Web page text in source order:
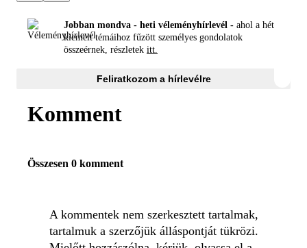
Jobban mondva - heti véleményhírlevél - ahol a hét
kiemelt témáihoz fűzött személyes gondolatok
összeérnek, részletek itt.
Feliratkozom a hírlevélre
Komment
Összesen 0 komment
A kommentek nem szerkesztett tartalmak,
tartalmuk a szerzőjük álláspontját tükrözi.